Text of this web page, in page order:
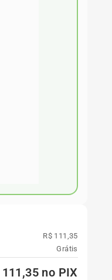
R$ 111,35
Grátis
111,35 no PIX